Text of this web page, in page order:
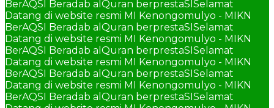
BerAQSI Beradab alQuran berprestaSISelamat
Datang di website resmi MI Kenongomulyo - MIKN
BerAQSI Beradab alQuran berprestaSISelamat
Datang di website resmi MI Kenongomulyo - MIKN
BerAQSI Beradab alQuran berprestaSISelamat
Datang di website resmi MI Kenongomulyo - MIKN
BerAQSI Beradab alQuran berprestaSISelamat
Datang di website resmi MI Kenongomulyo - MIKN
BerAQSI Beradab alQuran berprestaSISelamat